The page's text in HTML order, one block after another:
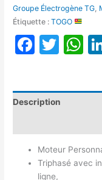
Groupe Électrogène TG,
Étiquette :TOGO
Description
Moteur
Triphasé avec
ligne,